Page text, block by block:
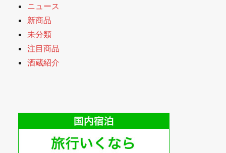
ニュース
新商品
未分類
注目商品
酒蔵紹介